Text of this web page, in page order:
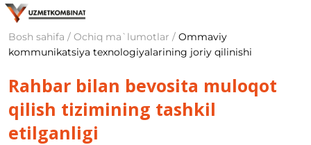
Bosh sahifa / Ochiq ma`lumotlar / Ommaviy
kommunikatsiya texnologiyalarining joriy qilinishi
Rahbar bilan bevosita muloqot
qilish tizimining tashkil
etilganligi